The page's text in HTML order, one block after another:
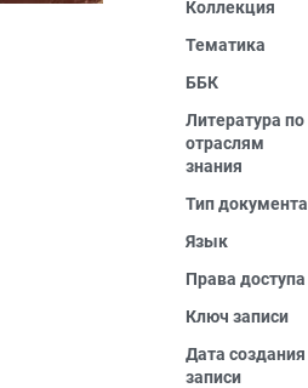
Коллекция
Тематика
ББК
Литература по
отраслям
знания
Тип документа
Язык
Права доступа
Ключ записи
Дата создания
записи